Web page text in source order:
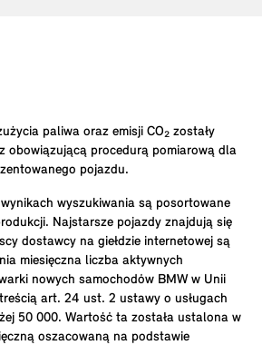
paliwa oraz emisji CO₂ zostały
obowiązującą procedurą pomiarową dla
pojazdu.
wyszukiwania są posortowane
Najstarsze pojazdy znajdują się
dostawcy na giełdzie internetowej są
miesięczna liczba aktywnych
nowych samochodów BMW w Unii
art. 24 ust. 2 ustawy o usługach
50 000. Wartość ta została ustalona w
oszacowaną na podstawie